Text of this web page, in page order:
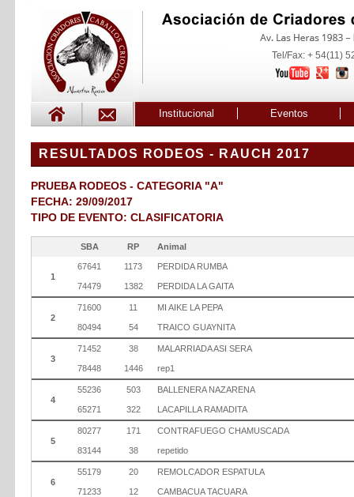
Tel/Fax: + 54(11)
Institucional Eventos
RESULTADOS RODEOS - RAUCH 2017
PRUEBA RODEOS - CATEGORIA "A"
FECHA: 29/09/2017
TIPO DE EVENTO: CLASIFICATORIA
SBA RP Animal
1
67641 1173 PERDIDA RUMBA
74479 1382 PERDIDA LA GAITA
2
71600 11 MI AIKE LA PEPA
80494 54 TRAICO GUAYNITA
3
71452 38 MALARRIADA ASI SERA
78448 1446 rep1
4
55236 503 BALLENERA NAZARENA
65271 322 LACAPILLA RAMADITA
5
80277 171 CONTRAFUEGO CHAMUSCADA
83144 38 repetido
6
55179 20 REMOLCADOR ESPATULA
71233 12 CAMBACUA TACUARA